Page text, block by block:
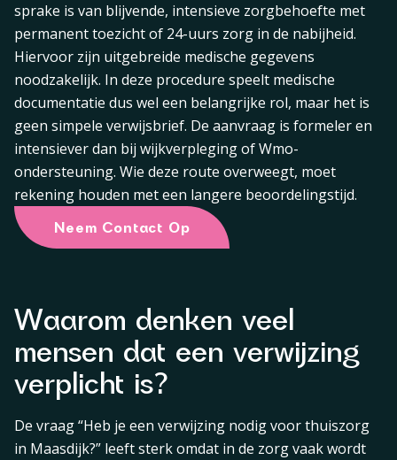
sprake is van blijvende, intensieve zorgbehoefte met
permanent toezicht of 24-uurs zorg in de nabijheid.
Hiervoor zijn uitgebreide medische gegevens
noodzakelijk. In deze procedure speelt medische
documentatie dus wel een belangrijke rol, maar het is
geen simpele verwijsbrief. De aanvraag is formeler en
intensiever dan bij wijkverpleging of Wmo-
ondersteuning. Wie deze route overweegt, moet
rekening houden met een langere beoordelingstijd.
Neem Contact Op
Waarom denken veel
mensen dat een verwijzing
verplicht is?
De vraag “Heb je een verwijzing nodig voor thuiszorg
in Maasdijk?” leeft sterk omdat in de zorg vaak wordt